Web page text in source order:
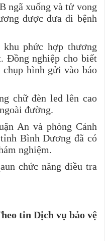
ngã xuống và tử vong
được đưa đi bệnh
phức hợp thương
Đồng nghiệp cho biết
hình gửi vào báo
chữ đèn led lên cao
đường.
An và phòng Cảnh
Bình Dương đã có
nghiệm.
chức năng điều tra
tin Dịch vụ bảo vệ